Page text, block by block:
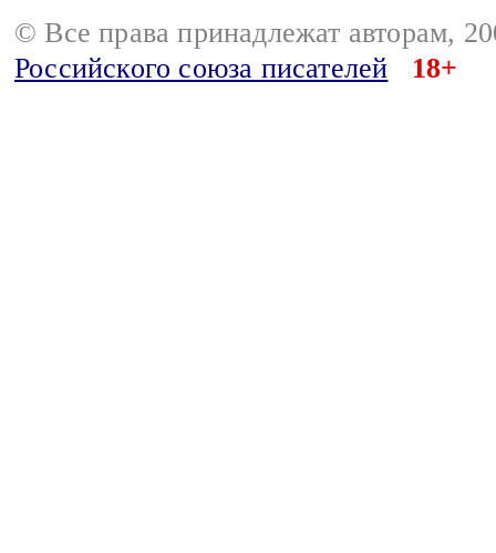
© Все права принадлежат авторам,
Российского союза писателей
18+